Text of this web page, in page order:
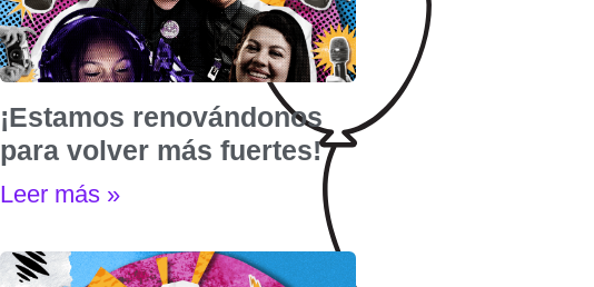
¡Estamos renovándonos
para volver más fuertes!
Leer más »